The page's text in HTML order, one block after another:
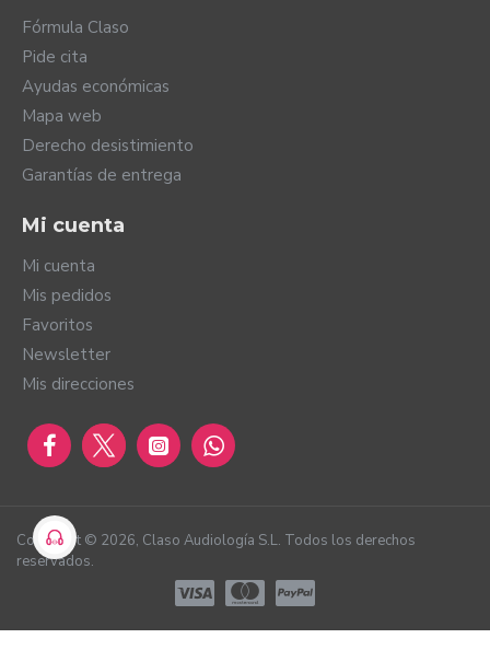
Fórmula Claso
Pide cita
Ayudas económicas
Mapa web
Derecho desistimiento
Garantías de entrega
Mi cuenta
Mi cuenta
Mis pedidos
Favoritos
Newsletter
Mis direcciones
Copyright © 2026, Claso Audiología S.L. Todos los derechos
reservados.